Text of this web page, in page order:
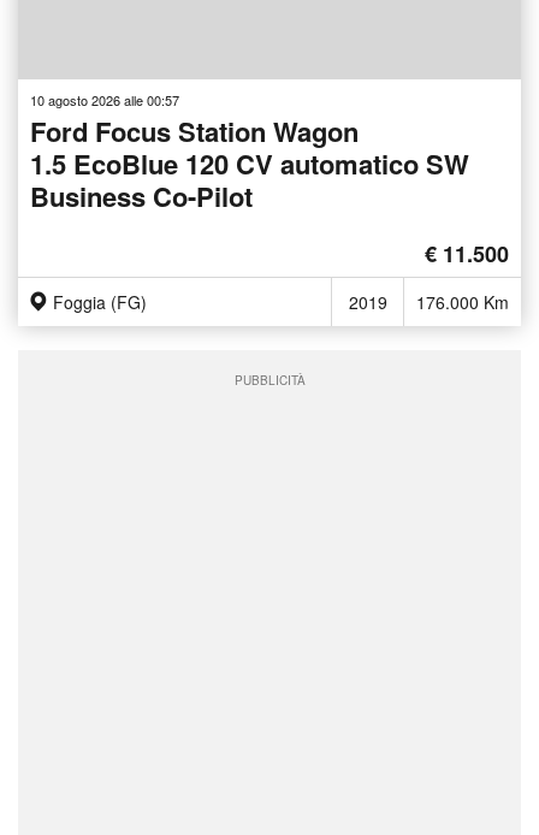
10 agosto 2026 alle 00:57
Ford Focus Station Wagon
1.5 EcoBlue 120 CV automatico SW
Business Co-Pilot
€ 11.500
Foggia (FG) 2019 176.000 Km
PUBBLICITÀ